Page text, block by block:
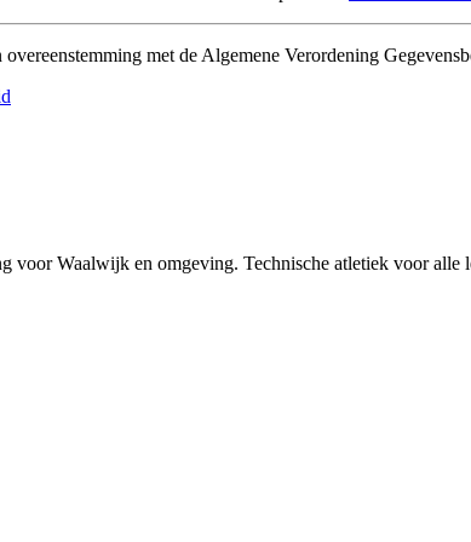
met de Algemene Verordening
voor Waalwijk en omgeving. Technische atletiek voor alle